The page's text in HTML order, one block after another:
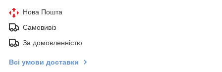
Нова Пошта
Самовивіз
За домовленністю
Всі умови доставки